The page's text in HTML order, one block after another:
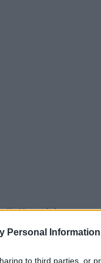
Personal Information
to third parties, or
na vás)
kakaa